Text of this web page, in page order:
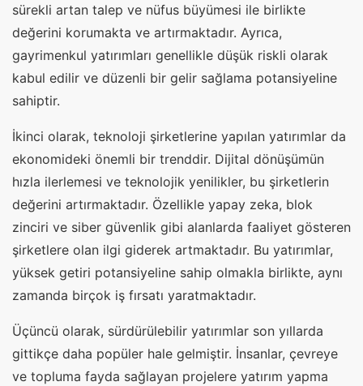
sürekli artan talep ve nüfus büyümesi ile birlikte
değerini korumakta ve artırmaktadır. Ayrıca,
gayrimenkul yatırımları genellikle düşük riskli olarak
kabul edilir ve düzenli bir gelir sağlama potansiyeline
sahiptir.
İkinci olarak, teknoloji şirketlerine yapılan yatırımlar da
ekonomideki önemli bir trenddir. Dijital dönüşümün
hızla ilerlemesi ve teknolojik yenilikler, bu şirketlerin
değerini artırmaktadır. Özellikle yapay zeka, blok
zinciri ve siber güvenlik gibi alanlarda faaliyet gösteren
şirketlere olan ilgi giderek artmaktadır. Bu yatırımlar,
yüksek getiri potansiyeline sahip olmakla birlikte, aynı
zamanda birçok iş fırsatı yaratmaktadır.
Üçüncü olarak, sürdürülebilir yatırımlar son yıllarda
gittikçe daha popüler hale gelmiştir. İnsanlar, çevreye
ve topluma fayda sağlayan projelere yatırım yapma